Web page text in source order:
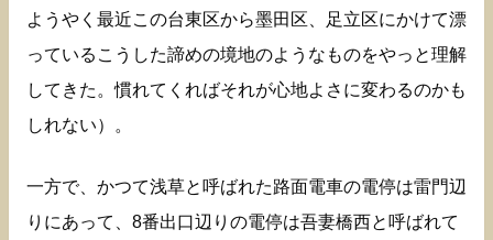
ようやく最近この台東区から墨田区、足立区にかけて漂
っているこうした諦めの境地のようなものをやっと理解
してきた。慣れてくればそれが心地よさに変わるのかも
しれない）。
一方で、かつて浅草と呼ばれた路面電車の電停は雷門辺
りにあって、8番出口辺りの電停は吾妻橋西と呼ばれて